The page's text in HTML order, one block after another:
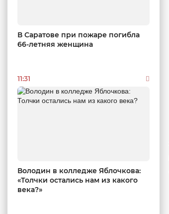
В Саратове при пожаре погибла
66-летняя женщина
11:31
Володин в колледже Яблочкова:
«Толчки остались нам из какого
века?»